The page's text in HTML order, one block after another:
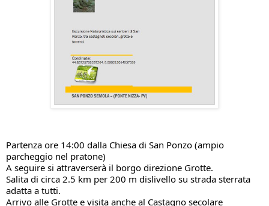
Partenza ore 14:00 dalla Chiesa di San Ponzo (ampio
parcheggio nel pratone)
A seguire si attraverserà il borgo direzione Grotte.
Salita di circa 2.5 km per 200 m dislivello su strada sterrata
adatta a tutti.
Arrivo alle Grotte e visita anche al Castagno secolare